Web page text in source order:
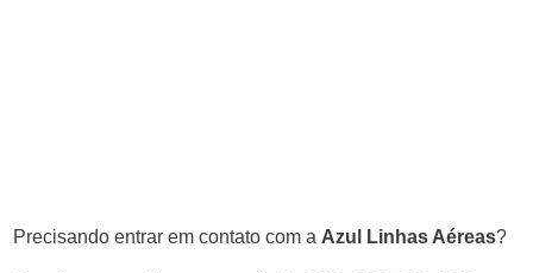
Precisando entrar em contato com a Azul Linhas Aéreas?